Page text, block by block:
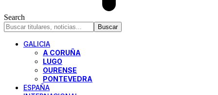
Search
GALICIA
A CORUÑA
LUGO
OURENSE
PONTEVEDRA
ESPAÑA